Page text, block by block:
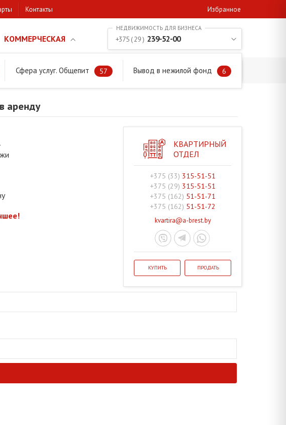
Контакты Избранное
КОММЕРЧЕСКАЯ
Сфера услуг. Общепит 57 Вывод в нежилой фонд 6
+375 ( 29 ) 239-52-00
в аренду
аренду
КВАРТИРНЫЙ
ОТДЕЛ
+375 (33) 315-51-51
+375 (29) 315-51-51
+375 (162) 51-51-71
+375 (162) 51-51-72
kvartira@a-brest.by
КУПИТЬ ПРОДАТЬ